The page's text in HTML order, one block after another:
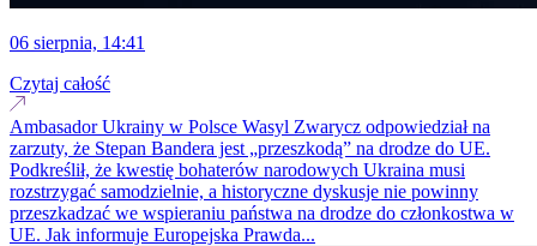
06 sierpnia, 14:41
Czytaj całość
Ambasador Ukrainy w Polsce Wasyl Zwarycz odpowiedział na
zarzuty, że Stepan Bandera jest „przeszkodą” na drodze do UE.
Podkreślił, że kwestię bohaterów narodowych Ukraina musi
rozstrzygać samodzielnie, a historyczne dyskusje nie powinny
przeszkadzać we wspieraniu państwa na drodze do członkostwa w
UE. Jak informuje Europejska Prawda...